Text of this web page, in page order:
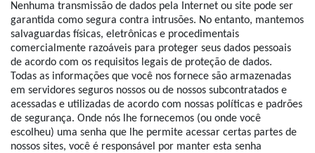
Nenhuma transmissão de dados pela Internet ou site pode ser
garantida como segura contra intrusões. No entanto, mantemos
salvaguardas físicas, eletrônicas e procedimentais
comercialmente razoáveis para proteger seus dados pessoais
de acordo com os requisitos legais de proteção de dados.
Todas as informações que você nos fornece são armazenadas
em servidores seguros nossos ou de nossos subcontratados e
acessadas e utilizadas de acordo com nossas políticas e padrões
de segurança. Onde nós lhe fornecemos (ou onde você
escolheu) uma senha que lhe permite acessar certas partes de
nossos sites, você é responsável por manter esta senha